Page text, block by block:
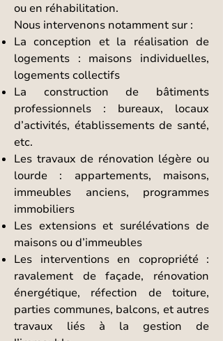
ou en réhabilitation.
Nous intervenons notamment sur :
La conception et la réalisation de
logements : maisons individuelles,
logements collectifs
La construction de bâtiments
professionnels : bureaux, locaux
d’activités, établissements de santé,
etc.
Les travaux de rénovation légère ou
lourde : appartements, maisons,
immeubles anciens, programmes
immobiliers
Les extensions et surélévations de
maisons ou d’immeubles
Les interventions en copropriété :
ravalement de façade, rénovation
énergétique, réfection de toiture,
parties communes, balcons, et autres
travaux liés à la gestion de